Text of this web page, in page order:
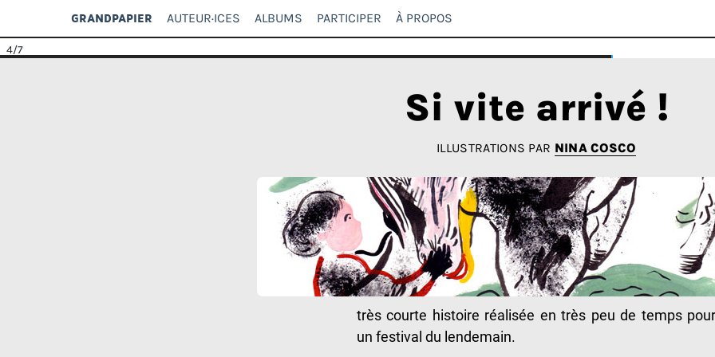
GRANDPAPIER AUTEUR·ICES ALBUMS PARTICIPER À PROPOS
4/7
Si vite arrivé !
ILLUSTRATIONS PAR NINA COSCO
très courte histoire réalisée en très peu de temps pour
un festival du lendemain.